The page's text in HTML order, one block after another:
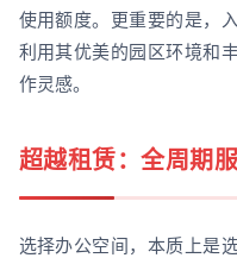
使用额度。更重要的是，
利用其优美的园区环境和
作灵感。
超越租赁：全周期
选择办公空间，本质上是